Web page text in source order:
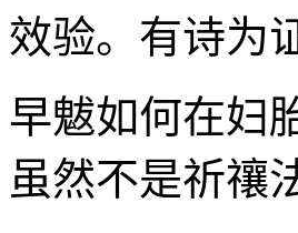
效验。有诗为
早魃如何在妇
虽然不是祈禳